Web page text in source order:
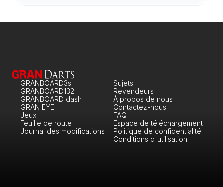
GRANBOARD3s
GRANBOARD132
GRANBOARD dash
GRAN EYE
Jeux
Feuille de route
Journal des modifications
À propos de nous
Sujets
Revendeurs
Contactez-nous
FAQ
Espace de téléchargement
Politique de confidentialité
Conditions d'utilisation